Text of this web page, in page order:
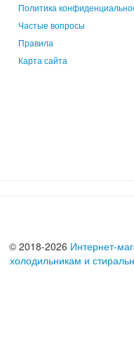
Политика
Частые вопросы
Правила
Карта сайта
© 2018-2026 Интернет-
холодильникам и